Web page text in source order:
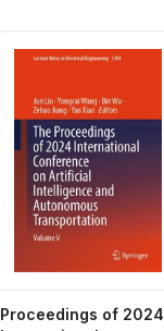
Proceedings of 2024